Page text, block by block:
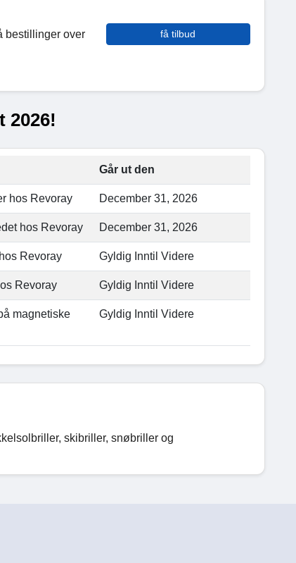
bestillinger over
få tilbud
2026!
Går ut den
hos Revoray December 31, 2026
hos Revoray December 31, 2026
Revoray Gyldig Inntil Videre
Revoray Gyldig Inntil Videre
magnetiske
Gyldig Inntil Videre
skibriller, snøbriller og